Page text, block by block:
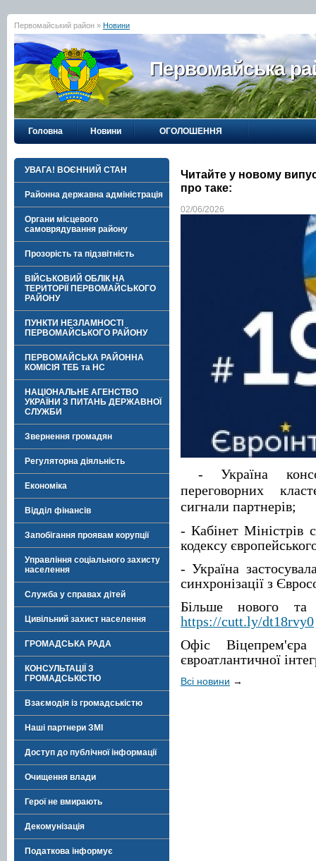
Первомайський район » Новини
Первомайська
Головна Новини ОГОЛОШЕННЯ
УВАГА! ВОЄННИЙ СТАН
Районна державна адміністрація
Органи місцевого
самоврядування району
Прозорість та підзвітність
ВІЙСЬКОВИЙ ОБЛІК НА
ТЕРИТОРІЇ ПЕРВОМАЙСЬКОГО
РАЙОНУ
ПУНКТИ НЕЗЛАМНОСТІ
ПЕРВОМАЙСЬКОГО РАЙОНУ
ПЕРВОМАЙСЬКА РАЙОННА
КОМІСІЯ ТЕБ та НС
НАЦІОНАЛЬНЕ АГЕНСТВО
УКРАЇНИ З ПИТАНЬ ДЕРЖАВНОЇ
СЛУЖБИ
Звернення громадян
Регуляторна діяльність
Економіка
Відділ фінансів
Запобігання проявам корупції
Управління соціального захисту
населення
Служба у справах дітей
Цивільний захист населення
ГРОМАДСЬКА РАДА
КОНСУЛЬТАЦІЇ З
ГРОМАДСЬКІСТЮ
Взаємодія із громадськістю
Наші партнери ЗМІ
Доступ до публічної інформації
Очищення влади
Герої не вмирають
Декомунізація
Податкова інформує
Читайте у новому
про таке:
02/06/2026
- Україна
переговорних
сигнали партнерів;
- Кабінет Міністрів
кодексу
- Україна
синхронізації з
Більше нового
https://cutt.ly/dt18rvy0
Офіс
євроатлантичної
Всі новини →